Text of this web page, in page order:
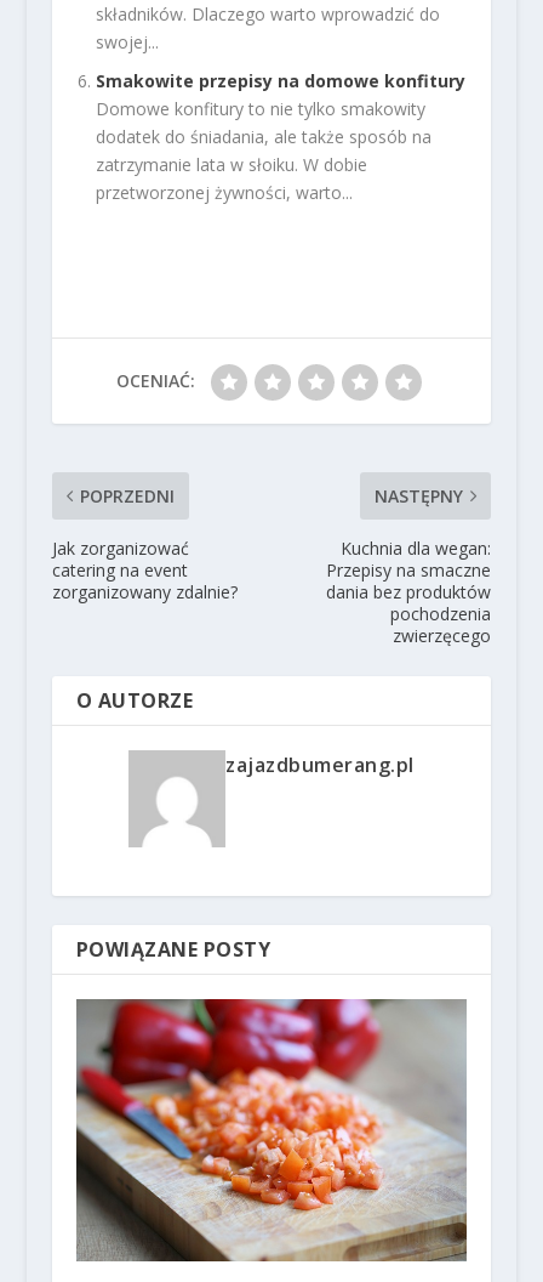
składników. Dlaczego warto wprowadzić do
swojej...
Smakowite przepisy na domowe konfitury
Domowe konfitury to nie tylko smakowity
dodatek do śniadania, ale także sposób na
zatrzymanie lata w słoiku. W dobie
przetworzonej żywności, warto...
OCENIAĆ:
POPRZEDNI
Jak zorganizować
catering na event
zorganizowany zdalnie?
NASTĘPNY
Kuchnia dla wegan:
Przepisy na smaczne
dania bez produktów
pochodzenia
zwierzęcego
O AUTORZE
zajazdbumerang.pl
POWIĄZANE POSTY